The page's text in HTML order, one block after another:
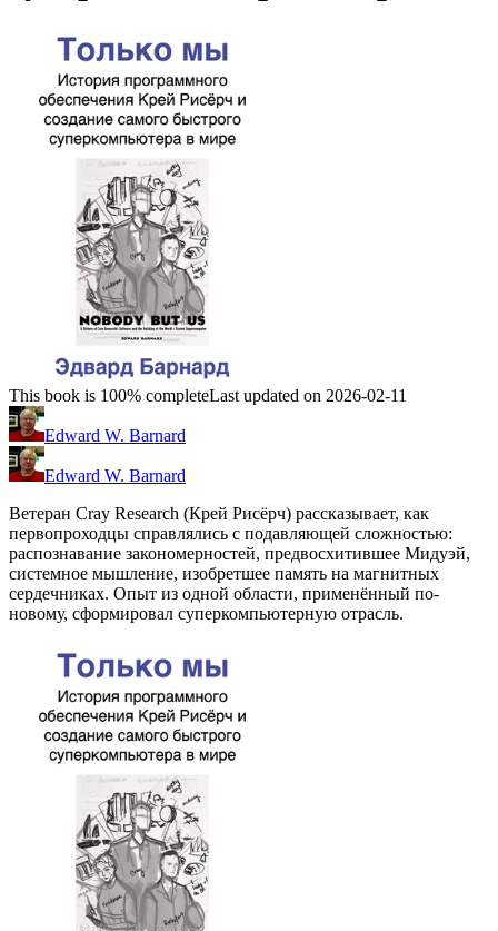
This book is 100% completeLast updated on 2026-02-11
Edward W. Barnard
Edward W. Barnard
Ветеран Cray Research (Крей Рисёрч) рассказывает, как
первопроходцы справлялись с подавляющей сложностью:
распознавание закономерностей, предвосхитившее Мидуэй,
системное мышление, изобретшее память на магнитных
сердечниках. Опыт из одной области, применённый по-
новому, сформировал суперкомпьютерную отрасль.